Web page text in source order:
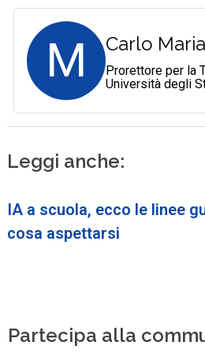
M Carlo
Prorettore per la
Università degli
Leggi anche:
IA a scuola, ecco le linee
cosa aspettarsi
Partecipa alla